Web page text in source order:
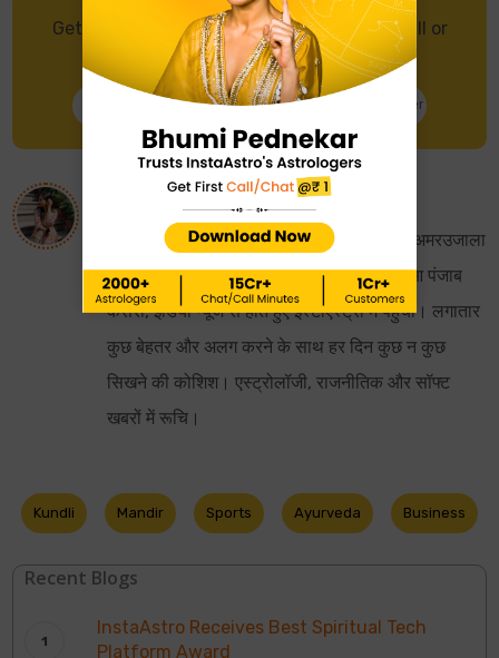
Get in touch with an Astrologer through Call or
Chat, and get accurate predictions.
Talk to Astrologer Chat with Astrologer
AboutPratibha Pathak
इंस्टाएस्ट्रो में हिन्दी कंटेट राइटर। पत्रकारिता में अमरउजाला
से सफर की शुरूआत की। यहां से कारवां बढ़ता हुआ पंजाब
केसरी, इंडिया न्यूज से होते हुए इंस्टाएस्ट्रो में पहुंची। लगातार
कुछ बेहतर और अलग करने के साथ हर दिन कुछ न कुछ
सिखने की कोशिश। एस्ट्रोलॉजी, राजनीतिक और सॉफ्ट
खबरों में रूचि।
Kundli Mandir Sports Ayurveda Business
Recent Blogs
InstaAstro Receives Best Spiritual Tech
Platform Award